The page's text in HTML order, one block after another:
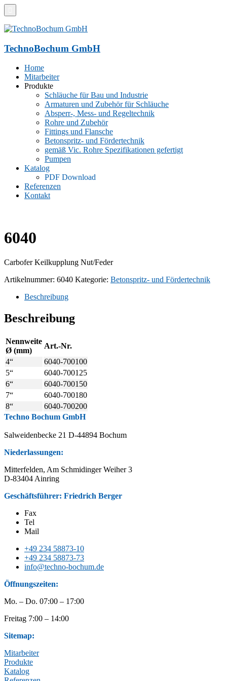
TechnoBochum GmbH
Home
Mitarbeiter
Produkte
Schläuche für Bau und Industrie
Armaturen und Zubehör für Schläuche
Absperr-, Mess- und Regeltechnik
Rohre und Zubehör
Fittings und Flansche
Betonspritz- und Fördertechnik
gemäß Vic. Rohre Spezifikationen gefertigt
Pumpen
Katalog
PDF Download
Referenzen
Kontakt
6040
Carbofer Keilkupplung Nut/Feder
Artikelnummer: 6040 Kategorie: Betonspritz- und Fördertechnik
Beschreibung
Beschreibung
Nennweite
Ø (mm)
Art.-Nr.
4“
6040-700100
5“
6040-700125
6“
6040-700150
7“
6040-700180
8“
6040-700200
Techno Bochum GmbH
Salweidenbecke 21 D-44894 Bochum
Niederlassungen:
Mitterfelden, Am Schmidinger Weiher 3
D-83404 Ainring
Geschäftsführer: Friedrich Berger
Fax
Tel
Mail
+49 234 58873-10
+49 234 58873-73
info@techno-bochum.de
Öffnungszeiten:
Mo. – Do. 07:00 – 17:00
Freitag 7:00 – 14:00
Sitemap:
Mitarbeiter
Produkte
Katalog